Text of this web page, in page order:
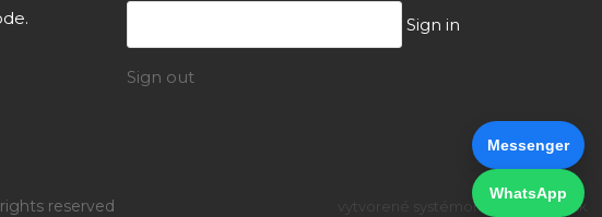
Messenger
WhatsApp
Sign in
Sign out
reserved vytvorené systémom ClickEshop.sk